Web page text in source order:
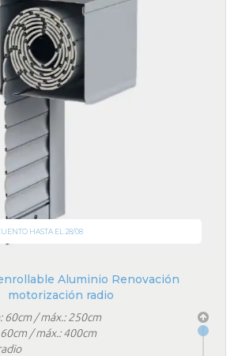
HASTA EL 28/08
Aluminio Renovación
motorización radio
60cm / máx.: 250cm
/ máx.: 400cm